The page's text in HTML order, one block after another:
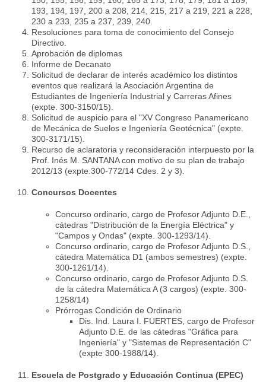
193, 194, 197, 200 a 208, 214, 215, 217 a 219, 221 a 228,
230 a 233, 235 a 237, 239, 240.
Resoluciones para toma de conocimiento del Consejo
Directivo.
Aprobación de diplomas
Informe de Decanato
Solicitud de declarar de interés académico los distintos
eventos que realizará la Asociación Argentina de
Estudiantes de Ingeniería Industrial y Carreras Afines
(expte. 300-3150/15).
Solicitud de auspicio para el "XV Congreso Panamericano
de Mecánica de Suelos e Ingeniería Geotécnica" (expte.
300-3171/15).
Recurso de aclaratoria y reconsideración interpuesto por la
Prof. Inés M. SANTANA con motivo de su plan de trabajo
2012/13 (expte.300-772/14 Cdes. 2 y 3).
Concursos Docentes
Concurso ordinario, cargo de Profesor Adjunto D.E.,
cátedras "Distribución de la Energía Eléctrica" y
"Campos y Ondas" (expte. 300-1293/14).
Concurso ordinario, cargo de Profesor Adjunto D.S.,
cátedra Matemática D1 (ambos semestres) (expte.
300-1261/14).
Concurso ordinario, cargo de Profesor Adjunto D.S.
de la cátedra Matemática A (3 cargos) (expte. 300-
1258/14)
Prórrogas Condición de Ordinario
Dis. Ind. Laura I. FUERTES, cargo de Profesor
Adjunto D.E. de las cátedras "Gráfica para
Ingeniería" y "Sistemas de Representación C"
(expte 300-1988/14).
Escuela de Postgrado y Educación Continua (EPEC)